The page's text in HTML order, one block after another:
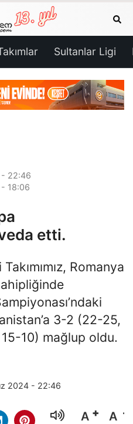
Sultanlar Ligi
- 22:46
18:06
etti.
Romanya
3-2 (22-25,
10) mağlup oldu.
2024 - 22:46
A A